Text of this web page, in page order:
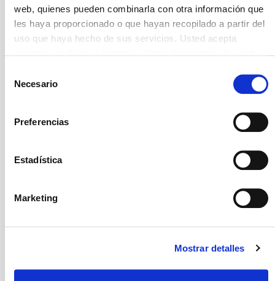
web, quienes pueden combinarla con otra información que
les haya proporcionado o que hayan recopilado a partir del
uso que haya hecho de sus servicios. Usted acepta
Necesario
Preferencias
Estadística
Marketing
Mostrar detalles
+ Información Comprar